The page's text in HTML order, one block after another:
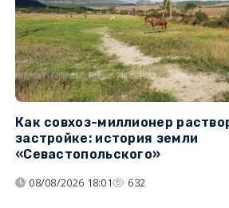
Как совхоз-миллионер
застройке: история земли
«Севастопольского»
08/08/2026 18:01 632